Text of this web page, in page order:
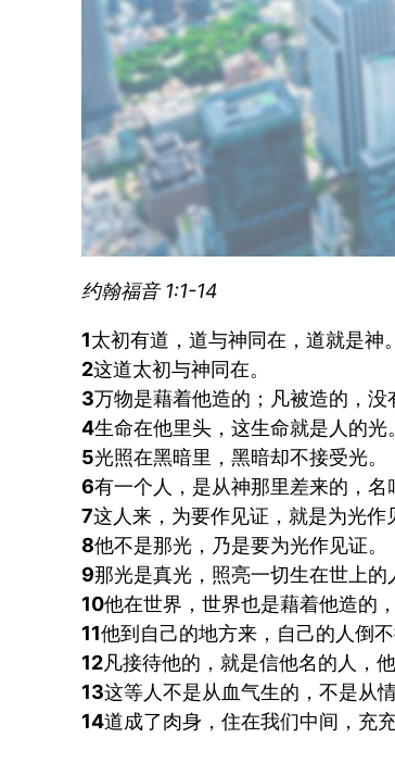
约翰福音 1:1-14
1太初有道，道与神同在，道就是神。
2这道太初与神同在。
3万物是藉着他造的；凡被造的，没
4生命在他里头，这生命就是人的光。
5光照在黑暗里，黑暗却不接受光。
6有一个人，是从神那里差来的，名
7这人来，为要作见证，就是为光作
8他不是那光，乃是要为光作见证。
9那光是真光，照亮一切生在世上的
10他在世界，世界也是藉着他造的
11他到自己的地方来，自己的人倒不
12凡接待他的，就是信他名的人，
13这等人不是从血气生的，不是从
14道成了肉身，住在我们中间，充